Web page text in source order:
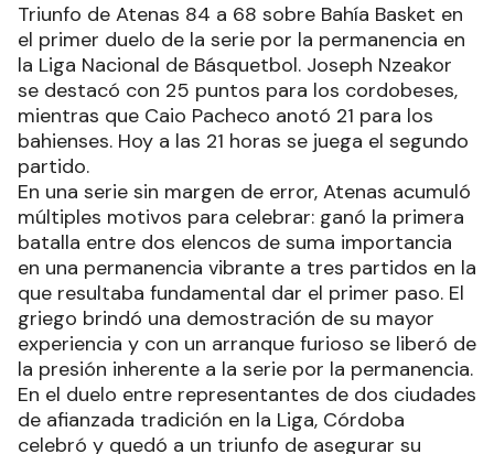
Triunfo de Atenas 84 a 68 sobre Bahía Basket en
el primer duelo de la serie por la permanencia en
la Liga Nacional de Básquetbol. Joseph Nzeakor
se destacó con 25 puntos para los cordobeses,
mientras que Caio Pacheco anotó 21 para los
bahienses. Hoy a las 21 horas se juega el segundo
partido.
En una serie sin margen de error, Atenas acumuló
múltiples motivos para celebrar: ganó la primera
batalla entre dos elencos de suma importancia
en una permanencia vibrante a tres partidos en la
que resultaba fundamental dar el primer paso. El
griego brindó una demostración de su mayor
experiencia y con un arranque furioso se liberó de
la presión inherente a la serie por la permanencia.
En el duelo entre representantes de dos ciudades
de afianzada tradición en la Liga, Córdoba
celebró y quedó a un triunfo de asegurar su